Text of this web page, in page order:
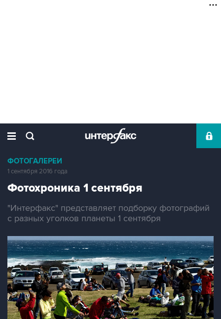
ФОТОГАЛЕРЕИ
1 сентября 2016 года
Фотохроника 1 сентября
"Интерфакс" представляет подборку фотографий
с разных уголков планеты 1 сентября